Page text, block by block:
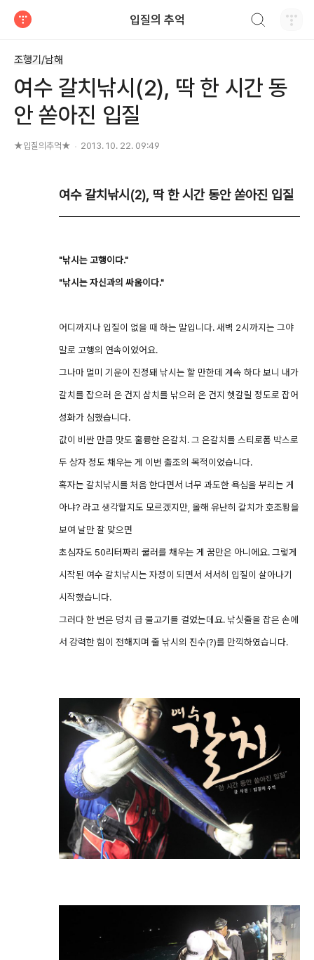
입질의 추억
조행기/남해
여수 갈치낚시(2), 딱 한 시간 동
안 쏟아진 입질
★입질의추억★ 2013. 10. 22. 09:49
여수 갈치낚시(2), 딱 한 시간 동안 쏟아진 입질
"낚시는 고행이다."
"낚시는 자신과의 싸움이다."
어디까지나 입질이 없을 때 하는 말입니다. 새벽 2시까지는 그야
말로 고행의 연속이었어요.
그나마 멀미 기운이 진정돼 낚시는 할 만한데 계속 하다 보니 내가
갈치를 잡으러 온 건지 삼치를 낚으러 온 건지 헷갈릴 정도로 잡어
성화가 심했습니다.
값이 비싼 만큼 맛도 훌륭한 은갈치. 그 은갈치를 스티로폼 박스로
두 상자 정도 채우는 게 이번 출조의 목적이었습니다.
혹자는 갈치낚시를 처음 한다면서 너무 과도한 욕심을 부리는 게
아냐? 라고 생각할지도 모르겠지만, 올해 유난히 갈치가 호조황을
보여 날만 잘 맞으면
초심자도 50리터짜리 쿨러를 채우는 게 꿈만은 아니에요. 그렇게
시작된 여수 갈치낚시는 자정이 되면서 서서히 입질이 살아나기
시작했습니다.
그러다 한 번은 덩치 급 물고기를 걸었는데요. 낚싯줄을 잡은 손에
서 강력한 힘이 전해지며 줄 낚시의 진수(?)를 만끽하였습니다.